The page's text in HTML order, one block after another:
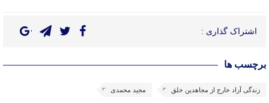
اشتراک گذاری :
برچسب ها
زندگی آزاد خارج از مجاهدین خلق مجید محمدی